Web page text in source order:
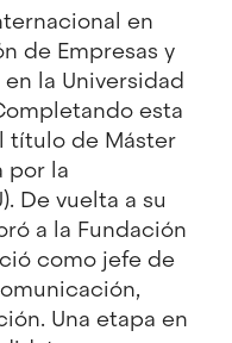
en
de Empresas y
la Universidad
esta
título de Máster
por la
De vuelta a su
a la Fundación
como jefe de
Una etapa en